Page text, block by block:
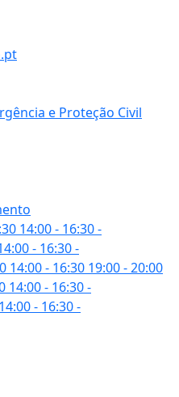
e Proteção Civil
14:00 - 16:30-
- 16:30-
14:00 - 16:30 19:00 - 20:00
14:00 - 16:30-
14:00 - 16:30-